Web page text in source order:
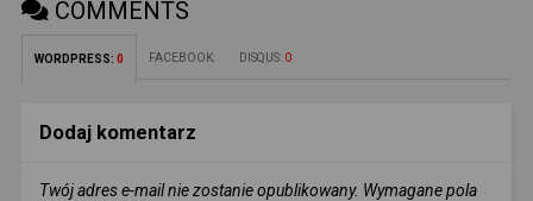
COMMENTS
WORDPRESS: 0 FACEBOOK: DISQUS: 0
Dodaj komentarz
Twój adres e-mail nie zostanie opublikowany. Wymagane pola